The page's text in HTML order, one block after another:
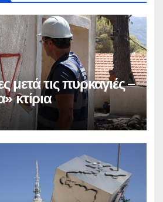
μετά τις πυρκαγιές –
κτίρια